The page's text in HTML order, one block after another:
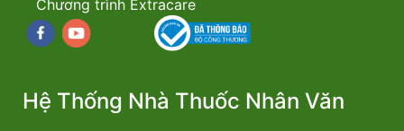
Chương trình Extracare
Facebookyoutube
Hệ Thống Nhà Thuốc Nhân Văn